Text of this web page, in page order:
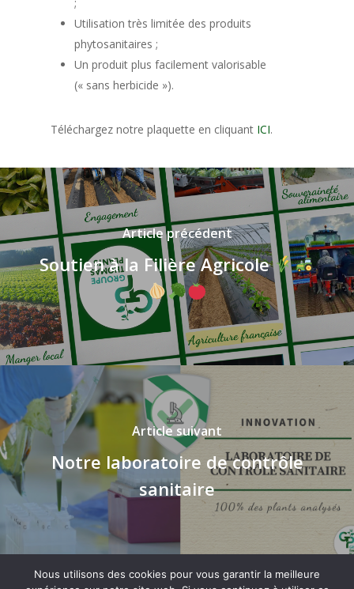
Utilisation très limitée des produits
phytosanitaires ;
Un produit plus facilement valorisable
(« sans herbicide »).
Téléchargez notre plaquette en cliquant ICI.
Article précédent
Soutien à la Filière Agricole
Article suivant
Notre laboratoire de contrôle
sanitaire
Nous utilisons des cookies pour vous garantir la meilleure